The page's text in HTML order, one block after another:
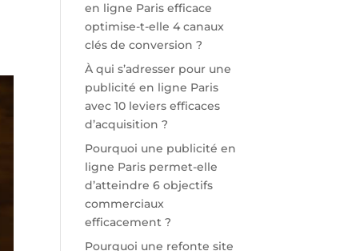
en ligne Paris efficace
optimise-t-elle 4 canaux
clés de conversion ?
À qui s’adresser pour une
publicité en ligne Paris
avec 10 leviers efficaces
d’acquisition ?
Pourquoi une publicité en
ligne Paris permet-elle
d’atteindre 6 objectifs
commerciaux
efficacement ?
Pourquoi une refonte site